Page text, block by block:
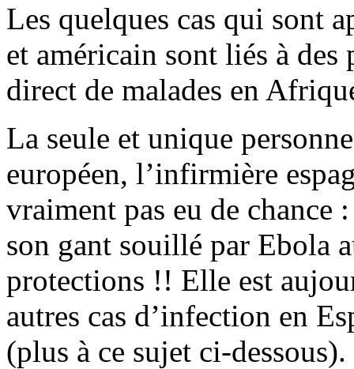
Les quelques cas qui sont
et américain sont liés à des
direct de malades en
La seule et unique
européen, l’infirmière
vraiment pas eu de
son gant souillé par Ebola
protections !! Elle est
autres cas d’infection en
(plus à ce sujet ci-dessous).